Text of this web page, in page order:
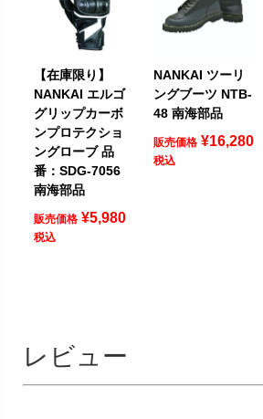
【在庫限り】
NANKAI エルゴ
グリップカーボ
ンプロテクショ
ングローブ 品
番：SDG-7056
南海部品
販売価格 ¥5,980
税込
NANKAI ツーリ
ングブーツ NTB-
48 南海部品
販売価格 ¥16,280
税込
レビュー